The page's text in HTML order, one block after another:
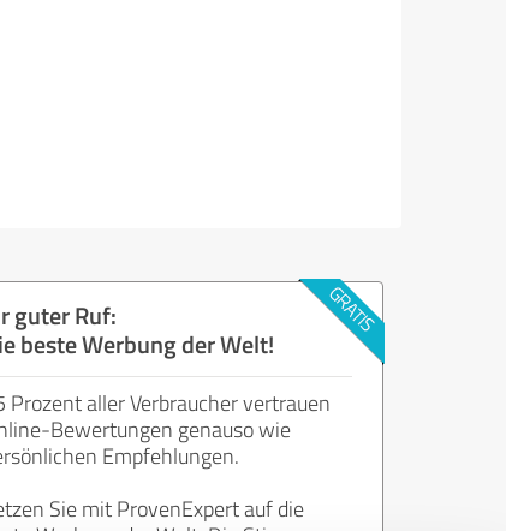
guter Ruf:
beste Werbung der Welt!
Prozent aller Verbraucher vertrauen
Bewertungen genauso wie
Empfehlungen.
Sie mit ProvenExpert auf die